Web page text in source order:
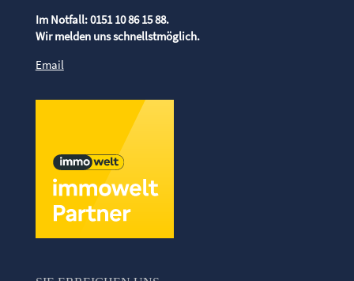
Im Notfall: 0151 10 86 15 88.
Wir melden uns schnellstmöglich.
Email